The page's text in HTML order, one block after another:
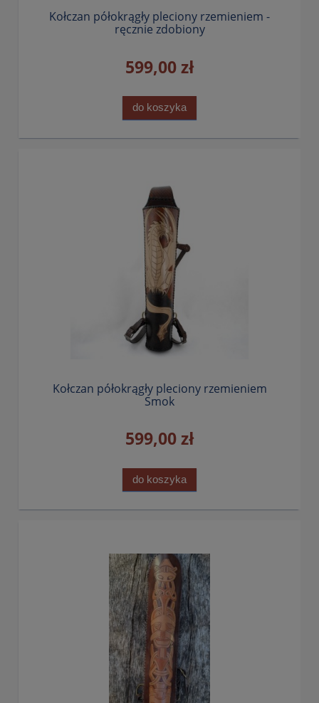
Kołczan półokrągły pleciony rzemieniem -
ręcznie zdobiony
599,00 zł
do koszyka
Kołczan półokrągły pleciony rzemieniem
Smok
599,00 zł
do koszyka